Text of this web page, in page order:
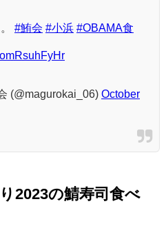
#鮪会 #小浜 #OBAMA食
(@magurokai_06) October
2023の鯖寿司食べ